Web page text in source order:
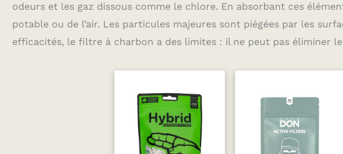
odeurs et les gaz dissous comme le chlore. En absorbant ces
potable ou de l’air. Les particules majeures sont piégées par les
efficacités, le filtre à charbon a des limites : il ne peut pas éliminer